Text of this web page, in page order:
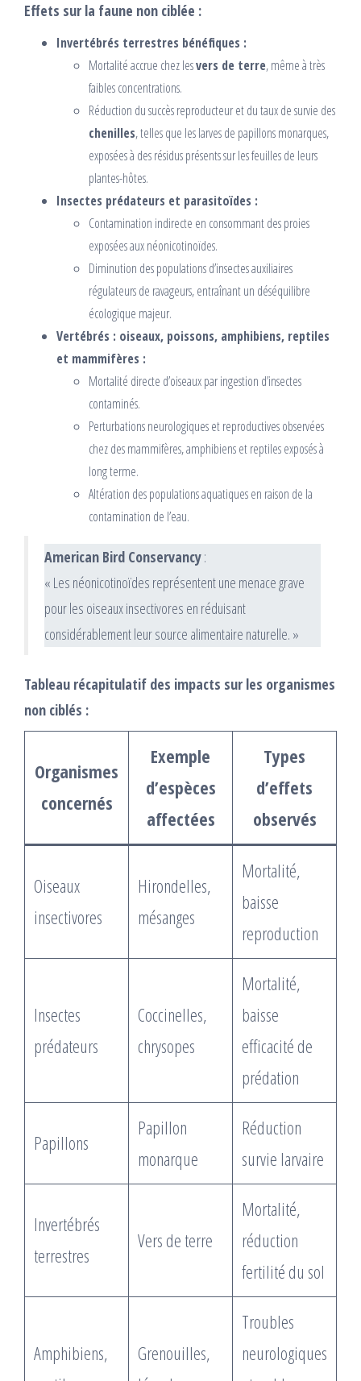
Effets sur la faune non ciblée :
Invertébrés terrestres bénéfiques :
Mortalité accrue chez lesvers de terre, même à très
faibles concentrations.
Réduction du succès reproducteur et du taux de survie des
chenilles, telles que les larves de papillons monarques,
exposées à des résidus présents sur les feuilles de leurs
plantes-hôtes.
Insectes prédateurs et parasitoïdes :
Contamination indirecte en consommant des proies
exposées aux néonicotinoïdes.
Diminution des populations d’insectes auxiliaires
régulateurs de ravageurs, entraînant un déséquilibre
écologique majeur.
Vertébrés : oiseaux, poissons, amphibiens, reptiles
et mammifères :
Mortalité directe d’oiseaux par ingestion d’insectes
contaminés.
Perturbations neurologiques et reproductives observées
chez des mammifères, amphibiens et reptiles exposés à
long terme.
Altération des populations aquatiques en raison de la
contamination de l’eau.
American Bird Conservancy:
« Les néonicotinoïdes représentent une menace grave
pour les oiseaux insectivores en réduisant
considérablement leur source alimentaire naturelle. »
Tableau récapitulatif des impacts sur les organismes
non ciblés :
Organismes
concernés
Exemple
d’espèces
affectées
Types
d’effets
observés
Oiseaux
insectivores
Hirondelles,
mésanges
Mortalité,
baisse
reproduction
Insectes
prédateurs
Coccinelles,
chrysopes
Mortalité,
baisse
efficacité de
prédation
Papillons
Papillon
monarque
Réduction
survie larvaire
Invertébrés
terrestres
Vers de terre
Mortalité,
réduction
fertilité du sol
Amphibiens,
Grenouilles,
Troubles
neurologiques